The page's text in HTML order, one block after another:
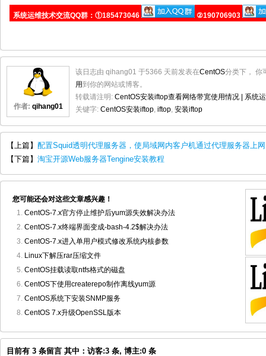
系统运维技术交流QQ群：①185473046 ②190706903
作者: qihang01
该日志由 qihang01 于5366 天前发表在CentOS分类下， 你
用到你的网站或博客。
转载请注明: CentOS安装iftop查看网络带宽使用情况 | 系统
关键字: CentOS安装iftop, iftop, 安装iftop
【上篇】 配置Squid透明代理服务器，使局域网内客户机通过代理服务器上网
【下篇】 淘宝开源Web服务器Tengine安装教程
您可能还会对这些文章感兴趣！
CentOS-7.x官方停止维护后yum源失效解决办法
CentOS-7.x终端界面变成-bash-4.2$解决办法
CentOS-7.x进入单用户模式修改系统内核参数
Linux下解压rar压缩文件
CentOS挂载读取ntfs格式的磁盘
CentOS下使用createrepo制作离线yum源
CentOS系统下安装SNMP服务
CentOS 7.x升级OpenSSL版本
目前有 3 条留言 其中：访客:3 条, 博主:0 条